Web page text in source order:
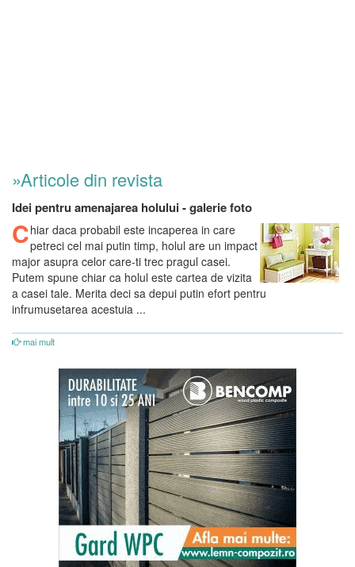
»Articole din revista
Idei pentru amenajarea holului - galerie foto
Chiar daca probabil este incaperea in care
petreci cel mai putin timp, holul are un impact
major asupra celor care-ti trec pragul casei.
Putem spune chiar ca holul este cartea de vizita
a casei tale. Merita deci sa depui putin efort pentru
infrumusetarea acestuia ...
mai mult